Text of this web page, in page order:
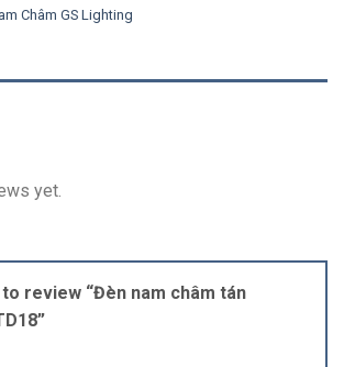
Châm GS Lighting
yet.
review “Đèn nam châm tán